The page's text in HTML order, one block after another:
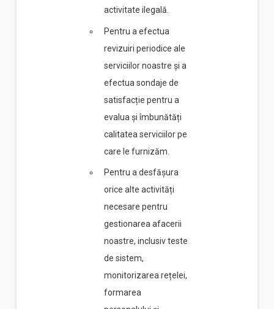
activitate ilegală.
Pentru a efectua
revizuiri periodice ale
serviciilor noastre și a
efectua sondaje de
satisfacție pentru a
evalua și îmbunătăți
calitatea serviciilor pe
care le furnizăm.
Pentru a desfășura
orice alte activități
necesare pentru
gestionarea afacerii
noastre, inclusiv teste
de sistem,
monitorizarea rețelei,
formarea